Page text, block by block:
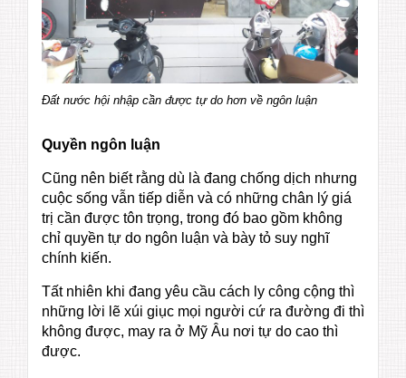
Đất nước hội nhập cần được tự do hơn về ngôn luận
Quyền ngôn luận
Cũng nên biết rằng dù là đang chống dịch nhưng
cuộc sống vẫn tiếp diễn và có những chân lý giá
trị cần được tôn trọng, trong đó bao gồm không
chỉ quyền tự do ngôn luận và bày tỏ suy nghĩ
chính kiến.
Tất nhiên khi đang yêu cầu cách ly công cộng thì
những lời lẽ xúi giục mọi người cứ ra đường đi thì
không được, may ra ở Mỹ Âu nơi tự do cao thì
được.